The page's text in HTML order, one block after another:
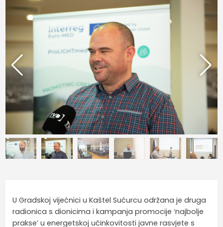
U Gradskoj vijećnici u Kaštel Sućurcu održana je druga
radionica s dionicima i kampanja promocije ‘najbolje
prakse’ u energetskoj učinkovitosti javne rasvjete s